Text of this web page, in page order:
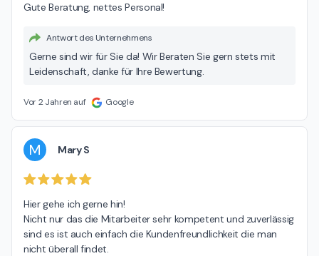
Gute Beratung, nettes Personal!
Antwort des Unternehmens
Gerne sind wir für Sie da! Wir Beraten Sie gern stets mit
Leidenschaft, danke für Ihre Bewertung.
Vor 2 Jahren auf Google
M Mary S
Hier gehe ich gerne hin!
Nicht nur das die Mitarbeiter sehr kompetent und zuverlässig
sind es ist auch einfach die Kundenfreundlichkeit die man
nicht überall findet.